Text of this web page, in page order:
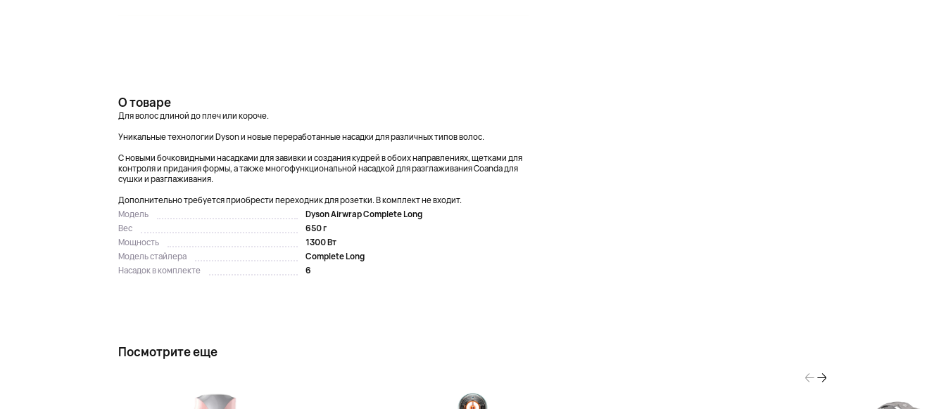
О товаре
Для волос длиной до плеч или короче.
Уникальные технологии Dyson и новые переработанные насадки для различных типов волос.
С новыми бочковидными насадками для завивки и создания кудрей в обоих направлениях, щетками для
контроля и придания формы, а также многофункциональной насадкой для разглаживания Coanda для
сушки и разглаживания.
Дополнительно требуется приобрести переходник для розетки. В комплект не входит.
Модель
Dyson Airwrap Complete Long
Вес
650 г
Мощность
1300 Вт
Модель стайлера
Complete Long
Насадок в комплекте
6
Посмотрите еще